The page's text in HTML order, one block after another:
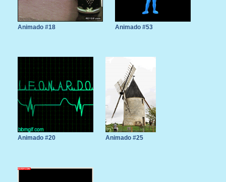
Animado #18 Animado #53
Animado #20 Animado #25